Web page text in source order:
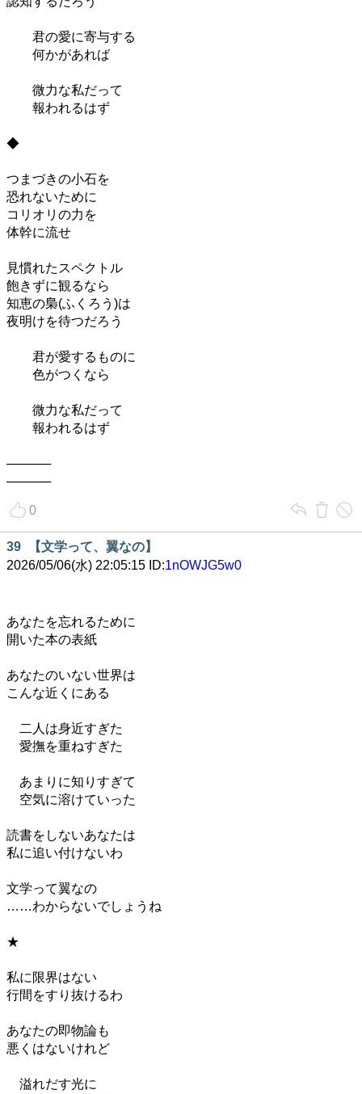
君の愛に寄与する
何かがあれば
微力な私だって
報われるはず
◆
つまづきの小石を
恐れないために
コリオリの力を
体幹に流せ
見慣れたスペクトル
飽きずに観るなら
知恵の梟(ふくろう)は
夜明けを待つだろう
君が愛するものに
色がつくなら
微力な私だって
報われるはず
─────
─────
0
39
【文学って、翼なの】
2026/05/06(水) 22:05:15 ID:1nOWJG5w0
あなたを忘れるために
開いた本の表紙
あなたのいない世界は
こんな近くにある
二人は身近すぎた
愛撫を重ねすぎた
あまりに知りすぎて
空気に溶けていった
読書をしないあなたは
私に追い付けないわ
文学って翼なの
……わからないでしょうね
★
私に限界はない
行間をすり抜けるわ
あなたの即物論も
悪くはないけれど
溢れだす光に